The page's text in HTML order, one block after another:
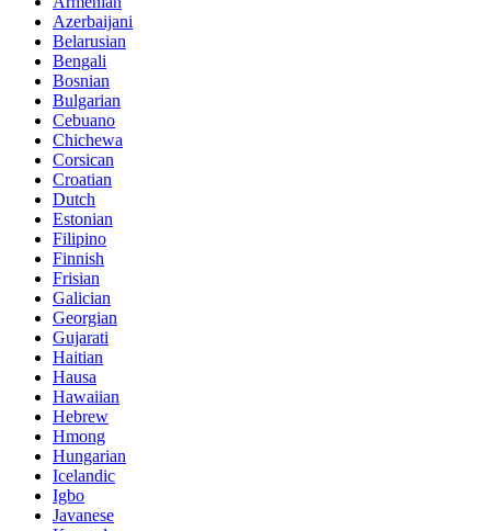
Azerbaijani
Belarusian
Bengali
Bosnian
Bulgarian
Cebuano
Chichewa
Corsican
Croatian
Dutch
Estonian
Filipino
Finnish
Frisian
Galician
Georgian
Gujarati
Haitian
Hausa
Hawaiian
Hebrew
Hmong
Hungarian
Icelandic
Igbo
Javanese